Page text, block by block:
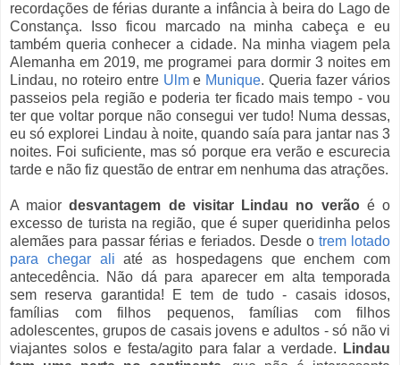
recordações de férias durante a infância à beira do Lago de
Constança. Isso ficou marcado na minha cabeça e eu
também queria conhecer a cidade. Na minha viagem pela
Alemanha em 2019, me programei para dormir 3 noites em
Lindau, no roteiro entre Ulme Munique. Queria fazer vários
passeios pela região e poderia ter ficado mais tempo - vou
ter que voltar porque não consegui ver tudo! Numa dessas,
eu só explorei Lindau à noite, quando saía para jantar nas 3
noites. Foi suficiente, mas só porque era verão e escurecia
tarde e não fiz questão de entrar em nenhuma das atrações.
A maiordesvantagem de visitar Lindau no verão é o
excesso de turista na região, que é super queridinha pelos
alemães para passar férias e feriados. Desde o trem lotado
para chegar ali até as hospedagens que enchem com
antecedência. Não dá para aparecer em alta temporada
sem reserva garantida! E tem de tudo - casais idosos,
famílias com filhos pequenos, famílias com filhos
adolescentes, grupos de casais jovens e adultos - só não vi
viajantes solos e festa/agito para falar a verdade.
Lindau